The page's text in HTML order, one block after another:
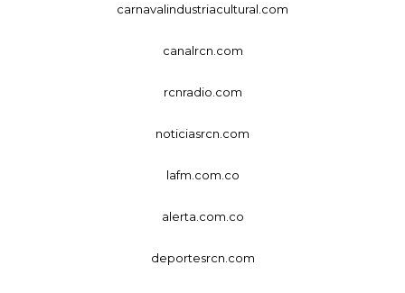
carnavalindustriacultural.com
canalrcn.com
rcnradio.com
noticiasrcn.com
lafm.com.co
alerta.com.co
deportesrcn.com